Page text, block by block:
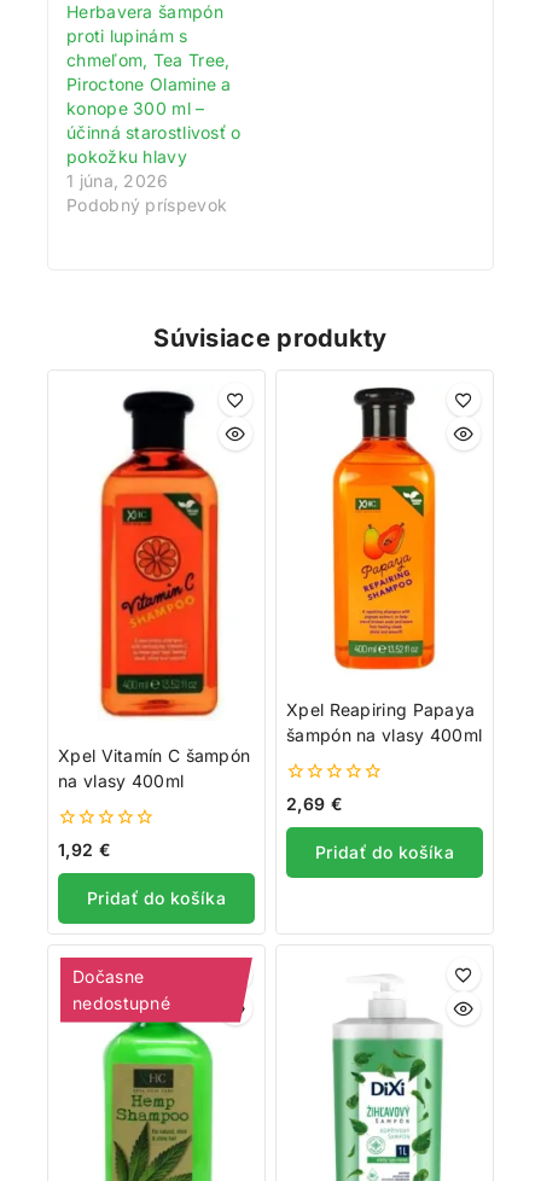
Herbavera šampón
proti lupinám s
chmeľom, Tea Tree,
Piroctone Olamine a
konope 300 ml –
účinná starostlivosť o
pokožku hlavy
1 júna, 2026
Podobný príspevok
Súvisiace produkty
Xpel Vitamín C šampón
na vlasy 400ml
0
z
5
1,92 €
Pridať do košíka
Xpel Reapiring Papaya
šampón na vlasy 400ml
0
5
2,69 €
Pridať do košíka
Dočasne
nedostupné
bonus 200 bodov. Navyše za každé 1 € nákupu získate
1 bod do vášho vernostného účtu. Nakupujte
výhodnejšie!
Viac toto okno nezobrazovať